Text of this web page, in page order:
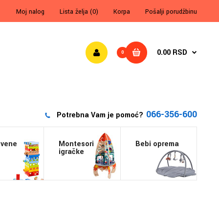
Moj nalog Lista želja (0) Korpa Pošalji porudžbinu
0 0.00 RSD
Potrebna Vam je pomoć? 066-356-600
Montesori
igračke
Bebi oprema